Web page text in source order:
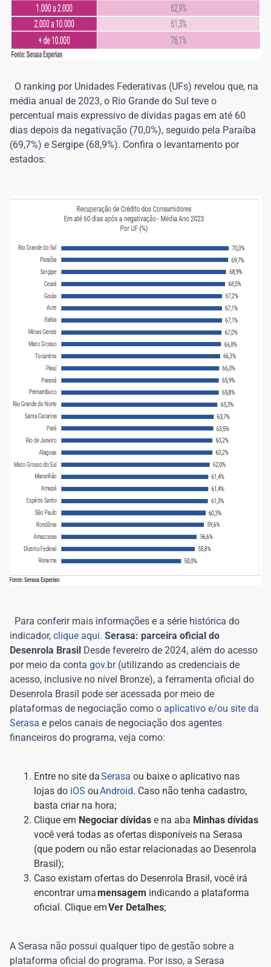
O ranking por Unidades Federativas (UFs) revelou que, na
média anual de 2023, o Rio Grande do Sul teve o
percentual mais expressivo de dívidas pagas em até 60
dias depois da negativação (70,0%), seguido pela Paraíba
(69,7%) e Sergipe (68,9%). Confira o levantamento por
estados:
Para conferir mais informações e a série histórica do
indicador, clique aqui. Serasa: parceira oficial do
Desenrola Brasil Desde fevereiro de 2024, além do acesso
por meio da conta gov.br(utilizando as credenciais de
acesso, inclusive no nível Bronze), a ferramenta oficial do
Desenrola Brasil pode ser acessada por meio de
plataformas de negociação como o aplicativo e/ou site da
Serasa e pelos canais de negociação dos agentes
financeiros do programa, veja como:
Entre no site daSerasa ou baixe o aplicativo nas
lojas do iOS ouAndroid. Caso não tenha cadastro,
basta criar na hora;
Clique em Negociar dívidas e na aba Minhas dívidas
você verá todas as ofertas disponíveis na Serasa
(que podem ou não estar relacionadas ao Desenrola
Brasil);
Caso existam ofertas do Desenrola Brasil, você irá
encontrar umamensagem indicando a plataforma
oficial. Clique emVer Detalhes;
A Serasa não possui qualquer tipo de gestão sobre a
plataforma oficial do programa. Por isso, a Serasa